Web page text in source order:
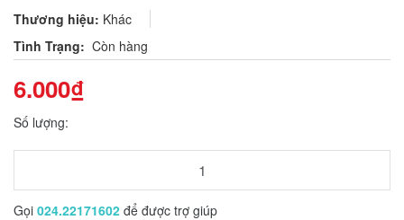
Thương hiệu: Khác
Tình Trạng: Còn hàng
6.000₫
Số lượng:
Gọi 024.22171602 để được trợ giúp